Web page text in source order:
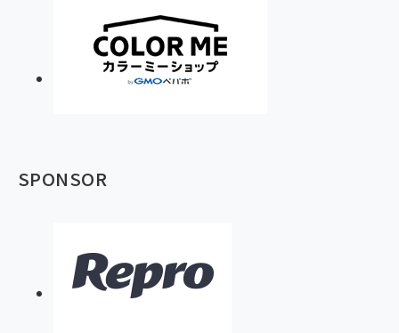
SPONSOR